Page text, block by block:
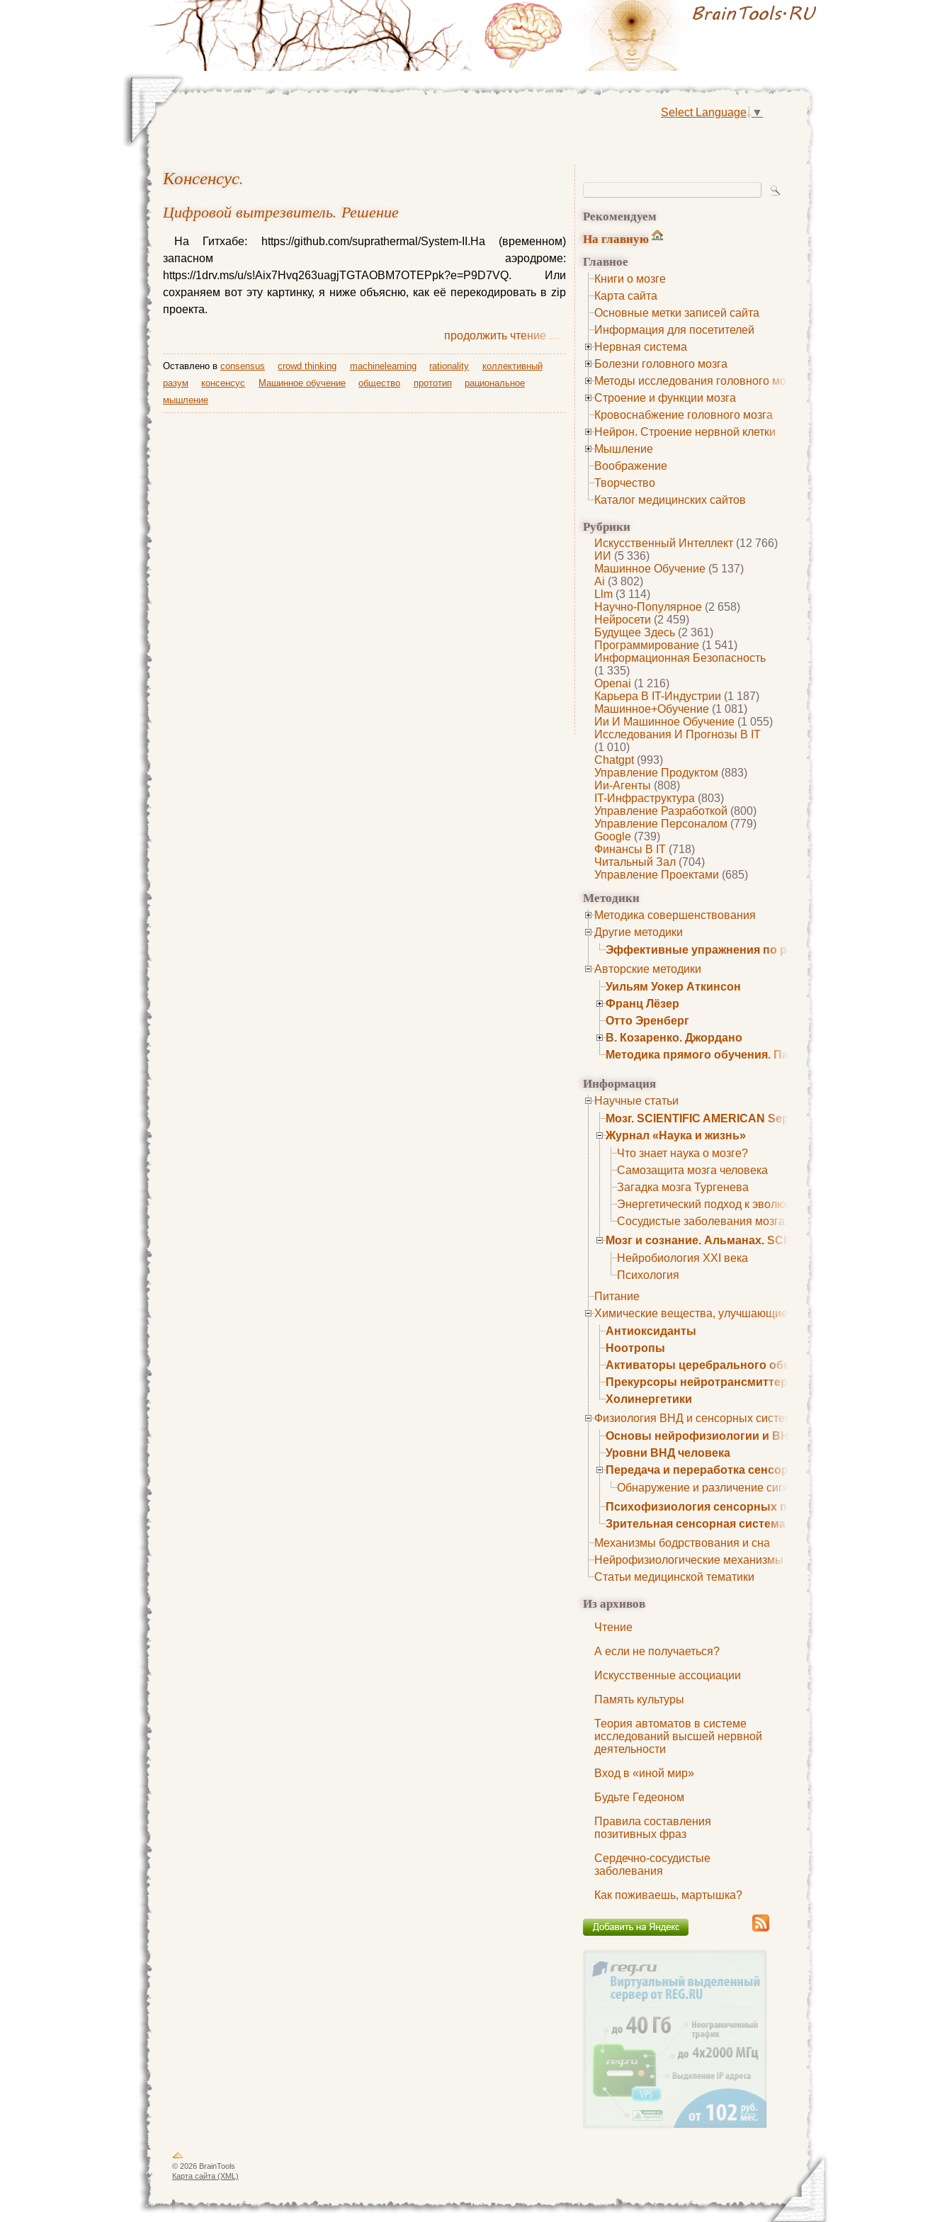
Select Language ▼
Рекомендуем
На главную
Главное
Книги о мозге
Карта сайта
Основные метки записей сайта
Информация для посетителей
Нервная система
Болезни головного мозга
Методы исследования головного мозга
Строение и функции мозга
Кровоснабжение головного мозга
Нейрон. Строение нервной клетки
Мышление
Воображение
Творчество
Каталог медицинских сайтов
Рубрики
Искусственный Интеллект (12 766)
ИИ (5 336)
Машинное Обучение (5 137)
Ai (3 802)
Llm (3 114)
Научно-Популярное (2 658)
Нейросети (2 459)
Будущее Здесь (2 361)
Программирование (1 541)
Информационная Безопасность
(1 335)
Openai (1 216)
Карьера В IT-Индустрии (1 187)
Машинное+обучение (1 081)
Ии И Машинное Обучение (1 055)
Исследования И Прогнозы В IT
(1 010)
Chatgpt(993)
Управление Продуктом (883)
Ии-Агенты (808)
IT-Инфраструктура (803)
Управление Разработкой (800)
Управление Персоналом (779)
Google (739)
Финансы В IT (718)
Читальный Зал (704)
Управление Проектами (685)
Методики
Методика совершенствования
Другие методики
Эффективные упражнения по развитию памяти
Авторские методики
Уильям Уокер Аткинсон
Франц Лёзер
Отто Эренберг
В. Козаренко. Джордано
Методика прямого обучения. Пауль Шелли
Информация
Научные статьи
Мозг. SCIENTIFIC AMERICAN September 1979
Журнал «Наука и жизнь»
Что знает наука о мозге?
Самозащита мозга человека
Загадка мозга Тургенева
Энергетический подход к эволюции мозга
Сосудистые заболевания мозга. Все может начаться с
Мозг и сознание. Альманах. SCIENTIFIC AMERICAN
Нейробиология XXI века
Психология
Питание
Химические вещества, улучшающие умственные способности
Антиоксиданты
Ноотропы
Активаторы церебрального обмена веществ
Прекурсоры нейротрансмиттеров
Холинергетики
Физиология ВНД и сенсорных систем
Основы нейрофизиологии и ВНД
Уровни ВНД человека
Передача и переработка сенсорных сигналов
Обнаружение и различение сигналов. Сенсорная рецепция
Психофизиология сенсорных процессов
Зрительная сенсорная система
Механизмы бодрствования и сна
Нейрофизиологические механизмы сна
Статьи медицинской тематики
Из архивов
Чтение
А если не получаеться?
Искусственные ассоциации
Память культуры
Теория автоматов в системе
исследований высшей нервной
деятельности
Вход в «иной мир»
Будьте Гедеоном
Правила составления
позитивных фраз
Сердечно-сосудистые
заболевания
Как поживаешь, мартышка?
Консенсус.
Цифровой вытрезвитель. Решение
На Гитхабе: https://github.com/suprathermal/System-II.На (временном)
запасном аэродроме:
https://1drv.ms/u/s!Aix7Hvq263uagjTGTAOBM7OTEPpk?e=P9D7VQ. Или
сохраняем вот эту картинку, я ниже объясню, как её перекодировать в zip
проекта.
продолжить чтение ......
Оставлено в consensus crowd thinking machinelearning rationality
коллективный
разум
консенсус Машинное обучение общество прототип
рациональное
мышление
© 2026 BrainTools
Карта сайта (XML)